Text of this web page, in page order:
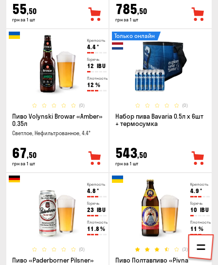
55,50
грн за 1 шт
785,50
грн за 1 шт
Крепость
4.4°
Горечь
12 IBU
Плотность
12 %
(0)
Пиво Volynski Browar «Amber»
0.35л
Светлое, Нефильтрованное, 4.4°
67,50
грн за 1 шт
(0)
Только онлайн
Набор пива Bavaria 0.5л х 6шт
+ термосумка
543,50
грн за 1 шт
Крепость
4.8 °
Горечь
23 IBU
Плотность
11.8 %
(0)
Пиво «Paderborner Pilsner»
Крепость
4.9 °
Горечь
10 IBU
Плотность
11 %
(3)
Пиво Полтавпиво «Pivna